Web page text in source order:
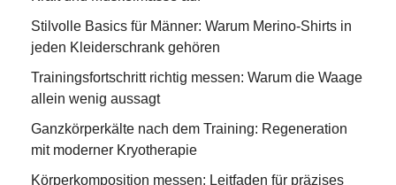
Stilvolle Basics für Männer: Warum Merino-Shirts in
jeden Kleiderschrank gehören
Trainingsfortschritt richtig messen: Warum die Waage
allein wenig aussagt
Ganzkörperkälte nach dem Training: Regeneration
mit moderner Kryotherapie
Körperkomposition messen: Leitfaden für präzises